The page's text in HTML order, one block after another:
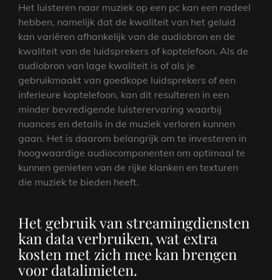
Het luisteren naar muziek op een pc kan een nadeel
hebben, namelijk dat de kwaliteit van het geluid
kan variëren afhankelijk van de audiobron en de
kwaliteit van de luidsprekers of koptelefoon. Als de
audiobron van lage kwaliteit is of als je
gebruikmaakt van goedkope luidsprekers of een
inferieure koptelefoon, kan dit resulteren in een
minder bevredigende luisterervaring waarbij
nuances en details in de muziek verloren kunnen
gaan. Het is daarom belangrijk om te investeren in
hoogwaardige audiocomponenten om optimaal te
kunnen genieten van de rijke klanken en texturen
die muziek te bieden heeft.
Het gebruik van streamingdiensten
kan data verbruiken, wat extra
kosten met zich mee kan brengen
voor datalimieten.